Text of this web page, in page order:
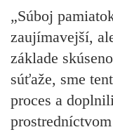
„Súboj
zaujímavejší,
základe
súťaže, sme
proces a